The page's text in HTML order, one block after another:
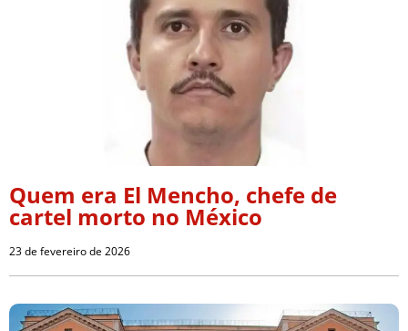
Quem era El Mencho, chefe de
cartel morto no México
23 de fevereiro de 2026